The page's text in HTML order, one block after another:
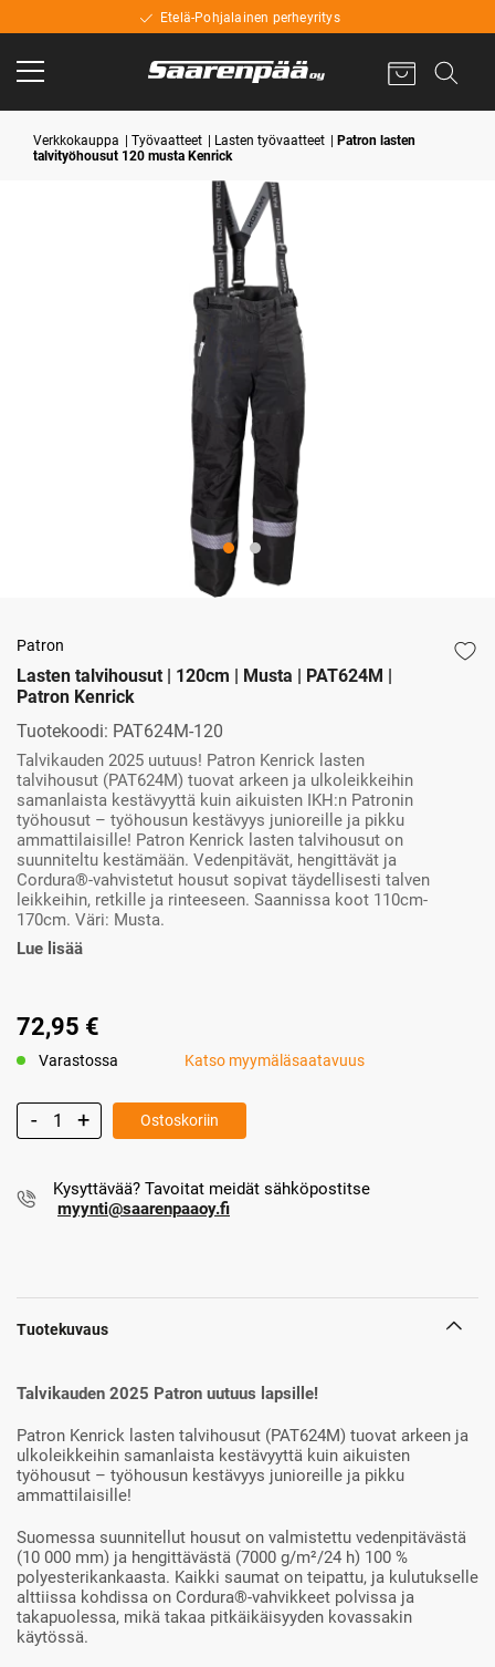
Etelä-Pohjalainen perheyritys
Verkkokauppa Työvaatteet Lasten työvaatteet
Patron lasten
talvityöhousut 120 musta Kenrick
Patron
Lasten talvihousut | 120cm | Musta | PAT624M |
Patron Kenrick
Tuotekoodi: PAT624M-120
Talvikauden 2025 uutuus! Patron Kenrick lasten
talvihousut (PAT624M) tuovat arkeen ja ulkoleikkeihin
samanlaista kestävyyttä kuin aikuisten IKH:n Patronin
työhousut – työhousun kestävyys junioreille ja pikku
ammattilaisille! Patron Kenrick lasten talvihousut on
suunniteltu kestämään. Vedenpitävät, hengittävät ja
Cordura®-vahvistetut housut sopivat täydellisesti talven
leikkeihin, retkille ja rinteeseen. Saannissa koot 110cm-
170cm. Väri: Musta.
Lue lisää
72,95 €
Varastossa Katso myymäläsaatavuus
Ostoskoriin
Kysyttävää? Tavoitat meidät sähköpostitse
myynti@saarenpaaoy.fi
Tuotekuvaus
Talvikauden 2025 Patron uutuus lapsille!
Patron Kenrick lasten talvihousut (PAT624M) tuovat arkeen ja
ulkoleikkeihin samanlaista kestävyyttä kuin aikuisten
työhousut – työhousun kestävyys junioreille ja pikku
ammattilaisille!
Suomessa suunnitellut housut on valmistettu vedenpitävästä
(10 000 mm) ja hengittävästä (7000 g/m²/24 h) 100 %
polyesterikankaasta. Kaikki saumat on teipattu, ja kulutukselle
alttiissa kohdissa on Cordura®-vahvikkeet polvissa ja
takapuolessa, mikä takaa pitkäikäisyyden kovassakin
käytössä.